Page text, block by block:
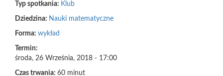
Typ spotkania: Klub
Dziedzina: Nauki matematyczne
Forma: wykład
Termin:
środa, 26 Września, 2018 - 17:00
Czas trwania: 60 minut